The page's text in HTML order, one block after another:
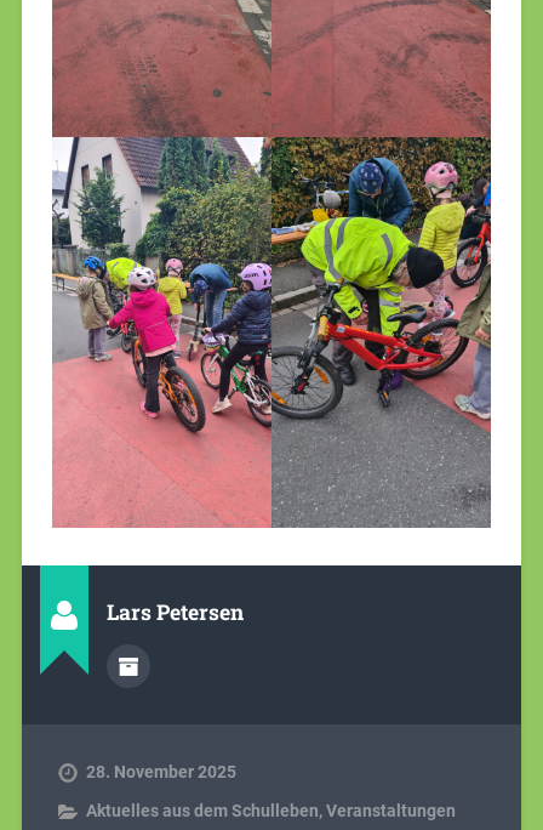
Lars Petersen
28. November 2025
Aktuelles aus dem Schulleben,Veranstaltungen